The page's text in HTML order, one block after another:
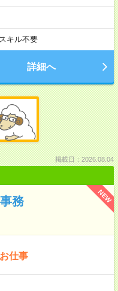
キル不要
詳細へ
掲載日：2026.08.04
NEW
務
仕事